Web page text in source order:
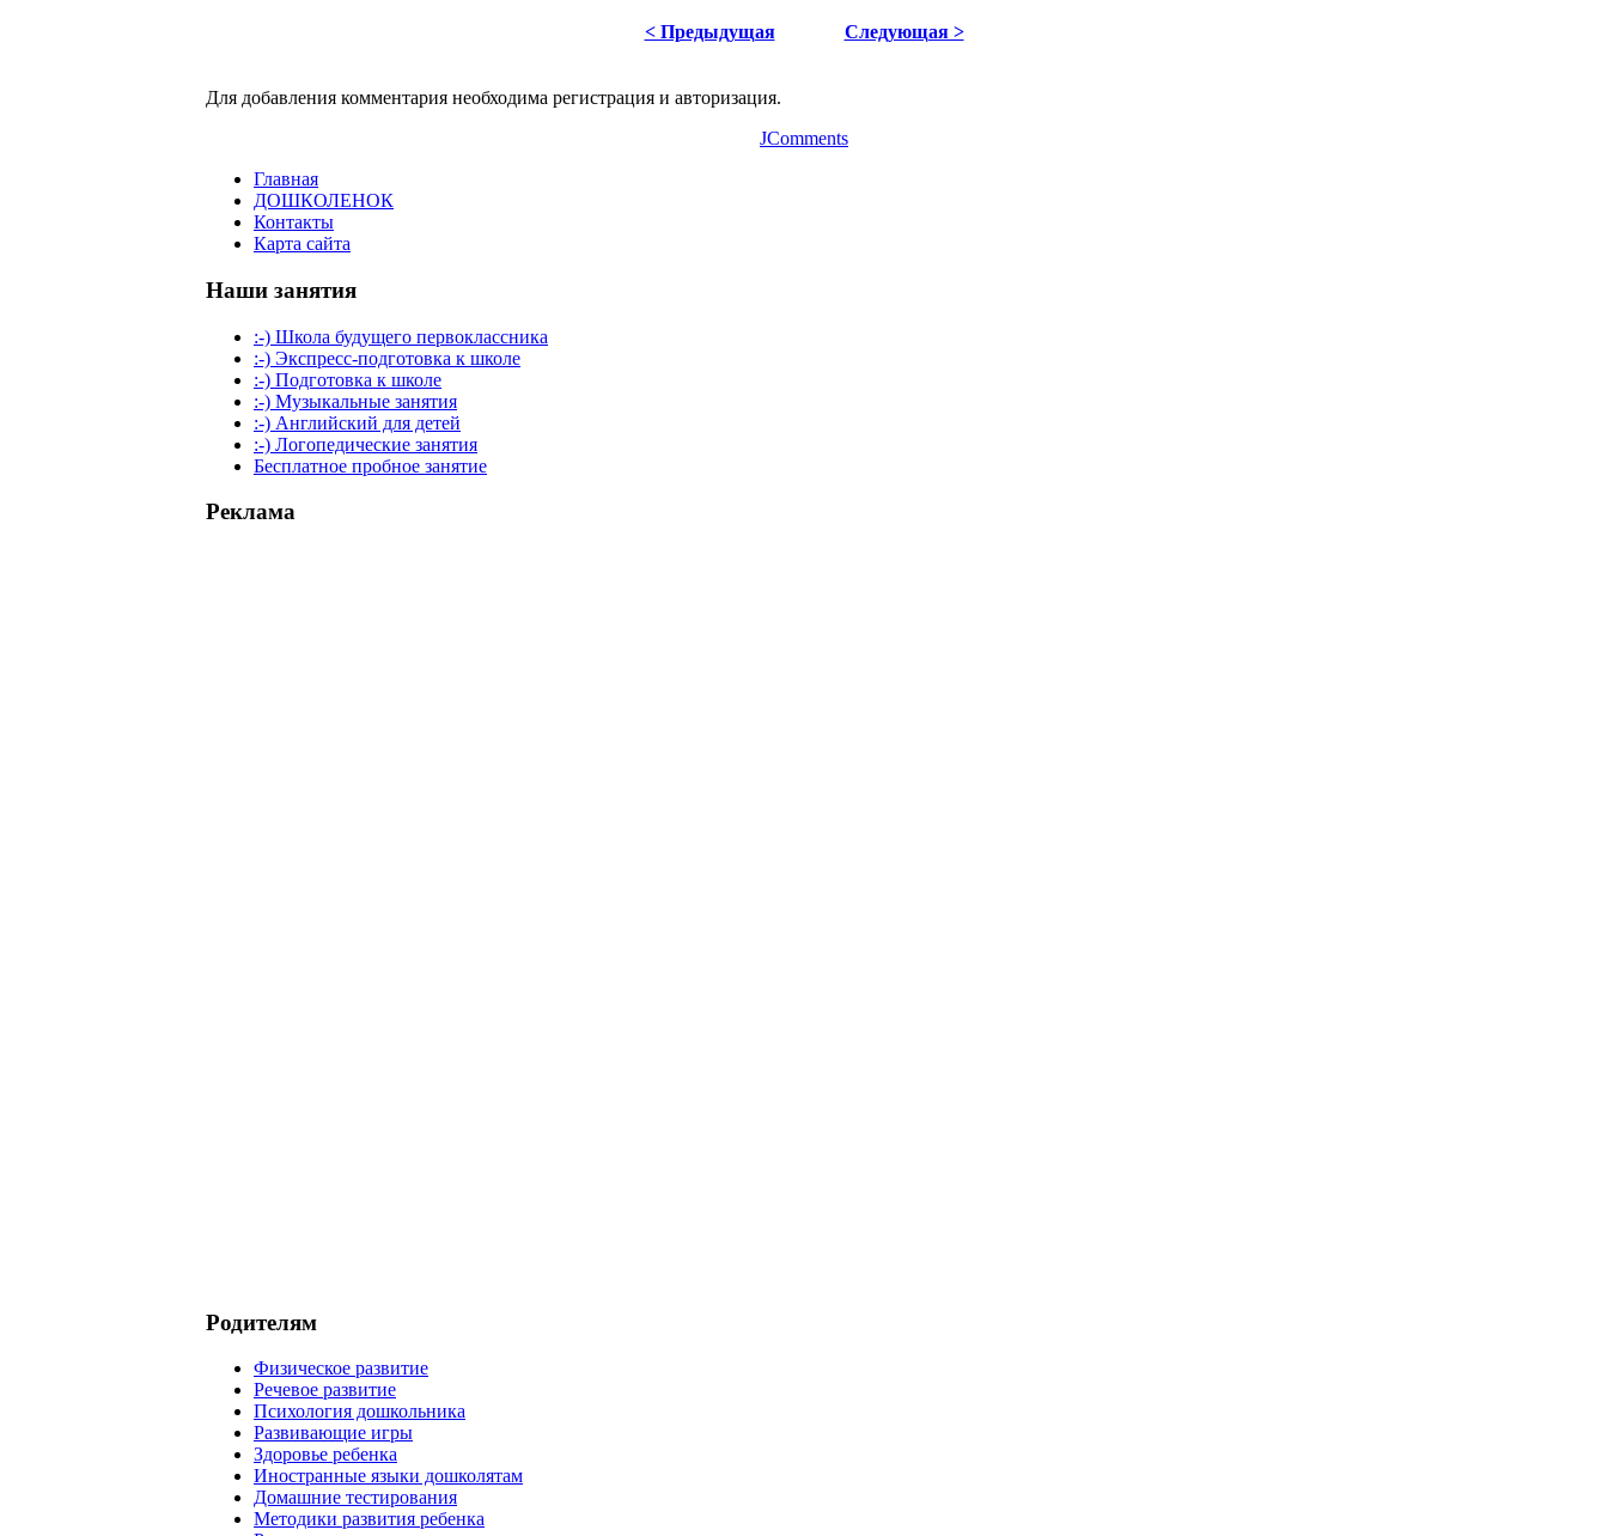
< Предыдущая Следующая >
Для добавления комментария необходима регистрация и авторизация.
JComments
Главная
ДОШКОЛЕНОК
Контакты
Карта сайта
Наши занятия
:-) Школа будущего первоклассника
:-) Экспресс-подготовка к школе
:-) Подготовка к школе
:-) Музыкальные занятия
:-) Английский для детей
:-) Логопедические занятия
Бесплатное пробное занятие
Реклама
Родителям
Физическое развитие
Речевое развитие
Психология дошкольника
Развивающие игры
Здоровье ребенка
Иностранные языки дошколятам
Домашние тестирования
Методики развития ребенка